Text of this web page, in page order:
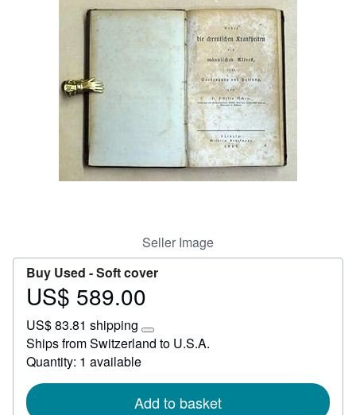
CLOSE
Seller Image
Buy Used -Soft cover
Price
589.00
US$ 589.00
US$ 83.81 shipping
Learn
more
rates
Ships from Switzerland to U.S.A.
Quantity: 1 available
Add to basket